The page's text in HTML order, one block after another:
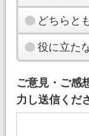
どちらと
役に立た
ご意見・ご感
力し送信くだ